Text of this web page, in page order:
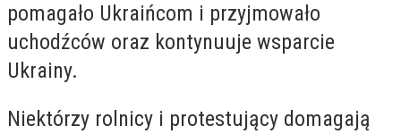
pomagało Ukraińcom i przyjmowało
uchodźców oraz kontynuuje wsparcie
Ukrainy.
Niektórzy rolnicy i protestujący domagają